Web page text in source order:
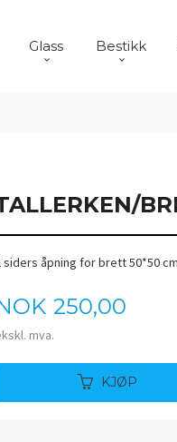
Glass Bestikk
siders åpning for brett 50*50
250,00
mva.
KJØP